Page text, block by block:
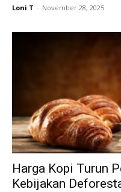
Loni T - November 28, 2025
Harga Kopi Turun
Kebijakan